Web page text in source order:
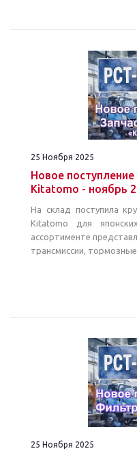
25 Ноября 2025
Новое
Kitatomo - ноябрь
На склад поступила
Kitatomo для
ассортименте
трансмиссии,
25 Ноября 2025